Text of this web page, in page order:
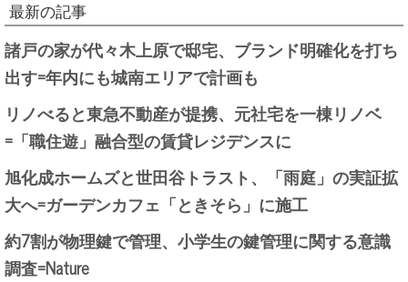
最新の記事
諸戸の家が代々木上原で邸宅、ブランド明確化を打ち
出す=年内にも城南エリアで計画も
リノべると東急不動産が提携、元社宅を一棟リノベ
=「職住遊」融合型の賃貸レジデンスに
旭化成ホームズと世田谷トラスト、「雨庭」の実証拡
大へ=ガーデンカフェ「ときそら」に施工
約7割が物理鍵で管理、小学生の鍵管理に関する意識
調査=Nature